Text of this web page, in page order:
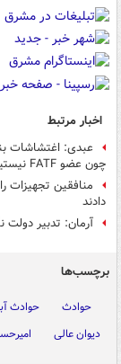
اخبار مرتبط
چون عضو FATF نیستیم نمیتوانیم عضو «بریکس» شویم
منافقین تجهیزات
دادند
آرمان: تدبیر دولت نگذاشت
برچسب‌ها
حوادث حوادث
دیوان عالی